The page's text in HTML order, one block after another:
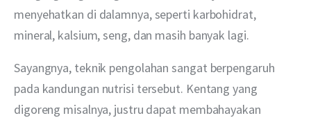
Layanan
menyehatkan di dalamnya, seperti karbohidrat,
mineral, kalsium, seng, dan masih banyak lagi.
Sayangnya, teknik pengolahan sangat berpengaruh
pada kandungan nutrisi tersebut. Kentang yang
digoreng misalnya, justru dapat membahayakan